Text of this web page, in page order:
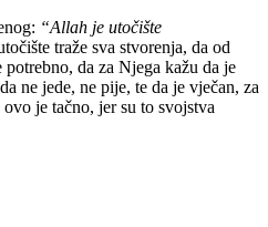
“Allah je utočište
traže sva stvorenja, da od
da za Njega kažu da je
ne jede, ne pije, te da je vječan, za
je tačno, jer su to svojstva